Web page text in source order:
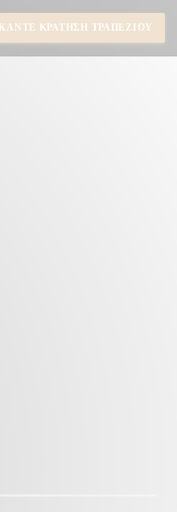
ΚΆΝΤΕ ΚΡΆΤΗΣΗ ΤΡΑΠΕΖΙΟΎ